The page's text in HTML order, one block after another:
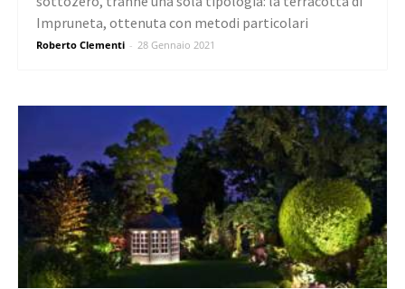
Roberto Clementi - 28 Gennaio 2021
Impruneta, ottenuta con metodi particolari